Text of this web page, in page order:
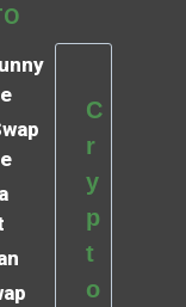
C
r
y
p
t
o